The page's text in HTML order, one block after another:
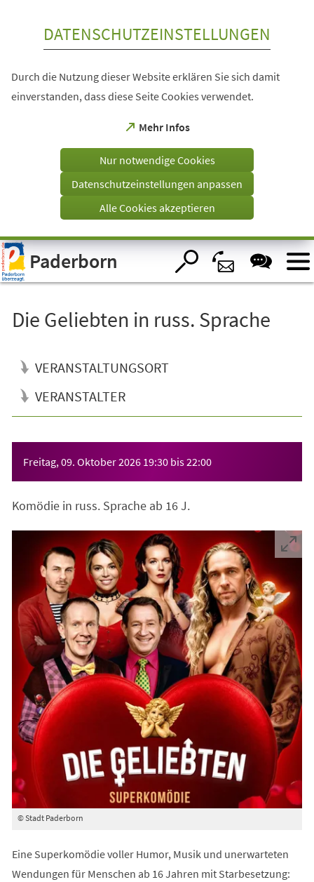
Visuelle
Assistenzsoftware
öffnen.
DATENSCHUTZEINSTELLUNGEN
Durch die Nutzung dieser Website erklären Sie sich damit
einverstanden, dass diese Seite Cookies verwendet.
Mehr Infos
(Öffnet
einem
Tab)
Nur notwendige Cookies
Datenschutzeinstellungen anpassen
Alle Cookies akzeptieren
Paderborn
Die Geliebten in russ. Sprache
VERANSTALTUNGSORT
VERANSTALTER
Freitag, 09. Oktober 2026 19:30 bis22:00
Komödie in russ. Sprache ab 16 J.
© Stadt Paderborn
Eine Superkomödie voller Humor, Musik und unerwarteten
Wendungen für Menschen ab 16 Jahren mit Starbesetzung: